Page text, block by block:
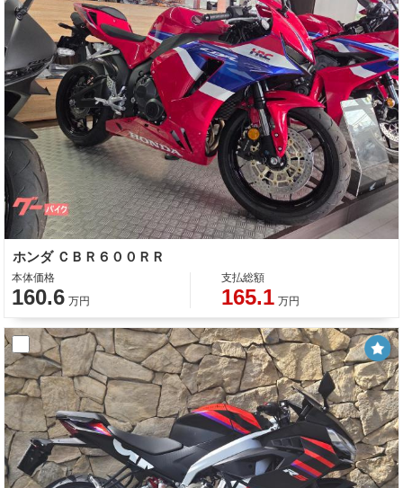
ホンダ ＣＢＲ６００ＲＲ
本体価格
160.6 万円
支払総額
165.1 万円